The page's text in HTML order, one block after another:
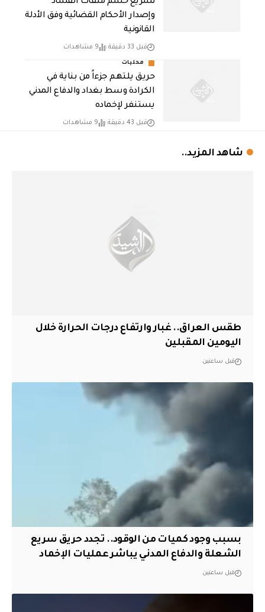
وإصدار الأحكام القضائية وفق الأدلة
القانونية
قبل 33 دقيقة 9 مشاهدات
محليات
حريق يلتهم جزءاً من بناية في
الكرادة وسط بغداد والدفاع المدني
يستنفر لإخماده
قبل 43 دقيقة 9 مشاهدات
شاهد المزيد..
طقس العراق.. غبار وارتفاع درجات الحرارة خلال
اليومين المقبلين
قبل ساعتين
بسبب وجود كميات من الوقود.. تجدد حريق سريع
الشعلة والدفاع المدني يباشر عمليات الإخماد
قبل ساعتين